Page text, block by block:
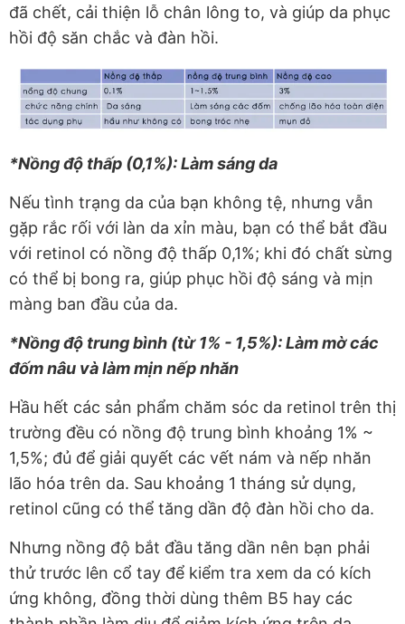
đã chết, cải thiện lỗ chân lông to, và giúp da phục
hồi độ săn chắc và đàn hồi.
*Nồng độ thấp (0,1%): Làm sáng da
Nếu tình trạng da của bạn không tệ, nhưng vẫn
gặp rắc rối với làn da xỉn màu, bạn có thể bắt đầu
với retinol có nồng độ thấp 0,1%; khi đó chất sừng
có thể bị bong ra, giúp phục hồi độ sáng và mịn
màng ban đầu của da.
*Nồng độ trung bình (từ 1% - 1,5%): Làm mờ các
đốm nâu và làm mịn nếp nhăn
Hầu hết các sản phẩm chăm sóc da retinol trên thị
trường đều có nồng độ trung bình khoảng 1% ~
1,5%; đủ để giải quyết các vết nám và nếp nhăn
lão hóa trên da. Sau khoảng 1 tháng sử dụng,
retinol cũng có thể tăng dần độ đàn hồi cho da.
Nhưng nồng độ bắt đầu tăng dần nên bạn phải
thử trước lên cổ tay để kiểm tra xem da có kích
ứng không, đồng thời dùng thêm B5 hay các